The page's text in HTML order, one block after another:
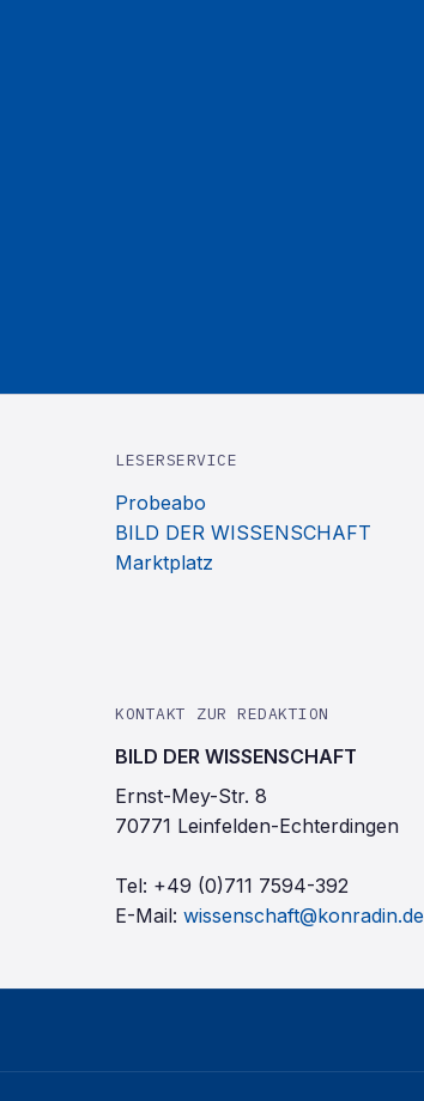
LESERSERVICE
Probeabo
BILD DER WISSENSCHAFT
Marktplatz
KONTAKT ZUR REDAKTION
BILD DER WISSENSCHAFT
Ernst-Mey-Str. 8
70771 Leinfelden-Echterdingen
Tel: +49 (0)711 7594-392
E-Mail: wissenschaft@konradin.de